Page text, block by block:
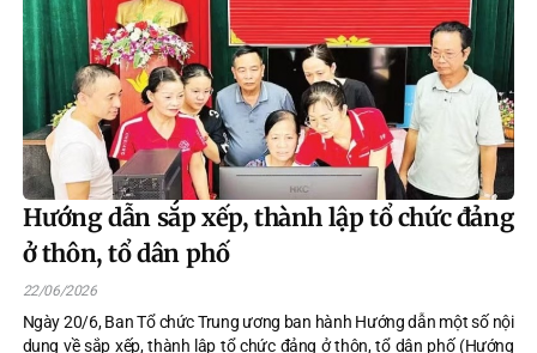
Hướng dẫn sắp xếp, thành lập tổ chức đảng
ở thôn, tổ dân phố
22/06/2026
Ngày 20/6, Ban Tổ chức Trung ương ban hành Hướng dẫn một số nội
dung về sắp xếp, thành lập tổ chức đảng ở thôn, tổ dân phố (Hướng